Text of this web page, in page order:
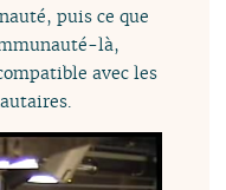
puis ce que
là,
avec les